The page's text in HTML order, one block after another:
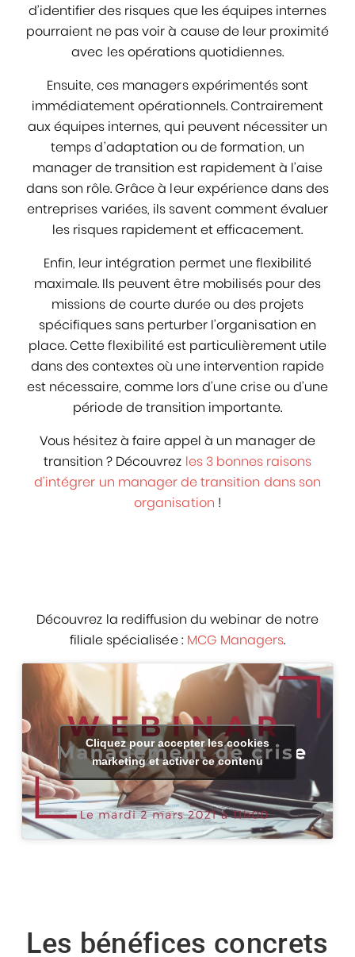
d’identifier des risques que les équipes internes
pourraient ne pas voir à cause de leur proximité
avec les opérations quotidiennes.
Ensuite, ces managers expérimentés sont
immédiatement opérationnels. Contrairement
aux équipes internes, qui peuvent nécessiter un
temps d’adaptation ou de formation, un
manager de transition est rapidement à l’aise
dans son rôle. Grâce à leur expérience dans des
entreprises variées, ils savent comment évaluer
les risques rapidement et efficacement.
Enfin, leur intégration permet une flexibilité
maximale. Ils peuvent être mobilisés pour des
missions de courte durée ou des projets
spécifiques sans perturber l’organisation en
place. Cette flexibilité est particulièrement utile
dans des contextes où une intervention rapide
est nécessaire, comme lors d’une crise ou d’une
période de transition importante.
Vous hésitez à faire appel à un manager de
transition ? Découvrez les 3 bonnes raisons
d’intégrer un manager de transition dans son
organisation !
Découvrez la rediffusion du webinar de notre
filiale spécialisée : MCG Managers.
Cliquez pour accepter les cookies
marketing et activer ce contenu
Les bénéfices concrets